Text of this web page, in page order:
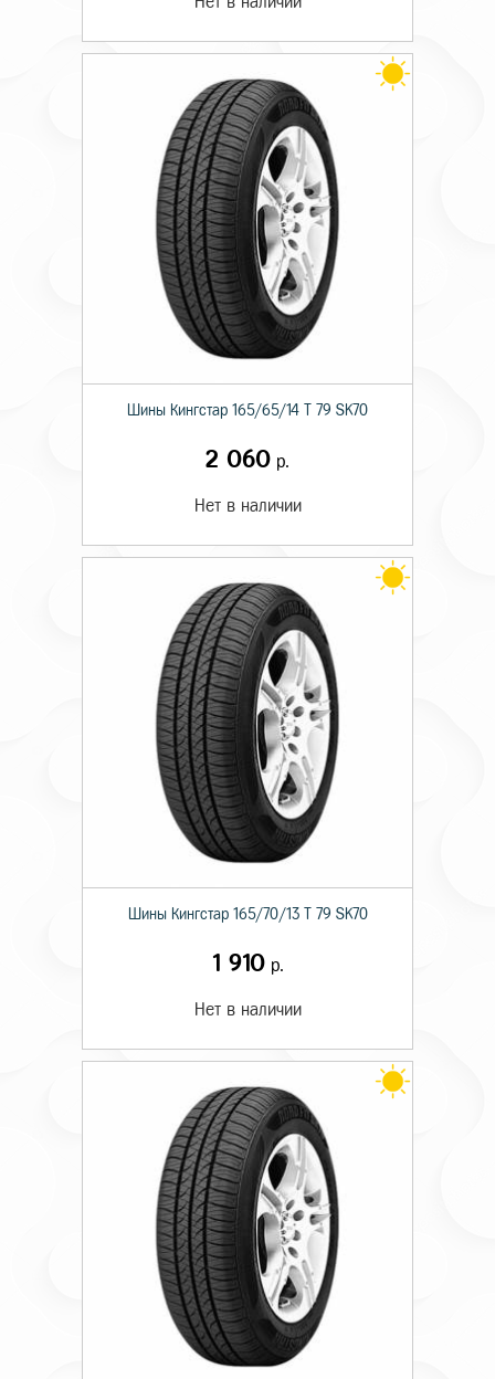
Шины Кингстар 165/65/14 T 79 SK70
2 060 р.
Нет в наличии
Шины Кингстар 165/70/13 T 79 SK70
1 910р.
Нет в наличии